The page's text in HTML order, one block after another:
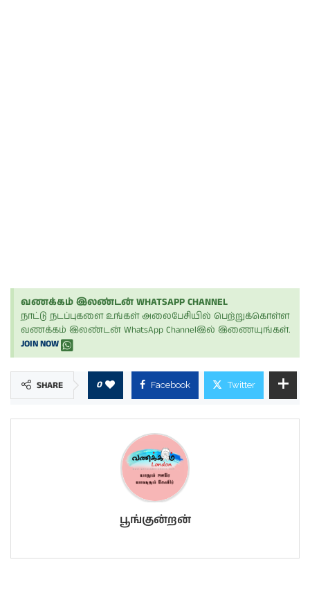
வணக்கம் இலண்டன் WHATSAPP CHANNEL
நாட்டு நடப்புகளை உங்கள் அலைபேசியில் பெற்றுக்கொள்ள
வணக்கம் இலண்டன் WhatsApp Channelஇல் இணையுங்கள்.
JOIN NOW
SHARE 0 Facebook Twitter
பூங்குன்றன்